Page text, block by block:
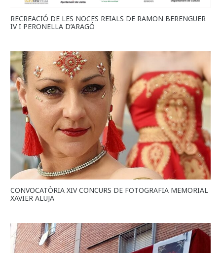
RECREACIÓ DE LES NOCES REIALS DE RAMON BERENGUER
IV I PERONELLA D’ARAGÓ
CONVOCATÒRIA XIV CONCURS DE FOTOGRAFIA MEMORIAL
XAVIER ALUJA